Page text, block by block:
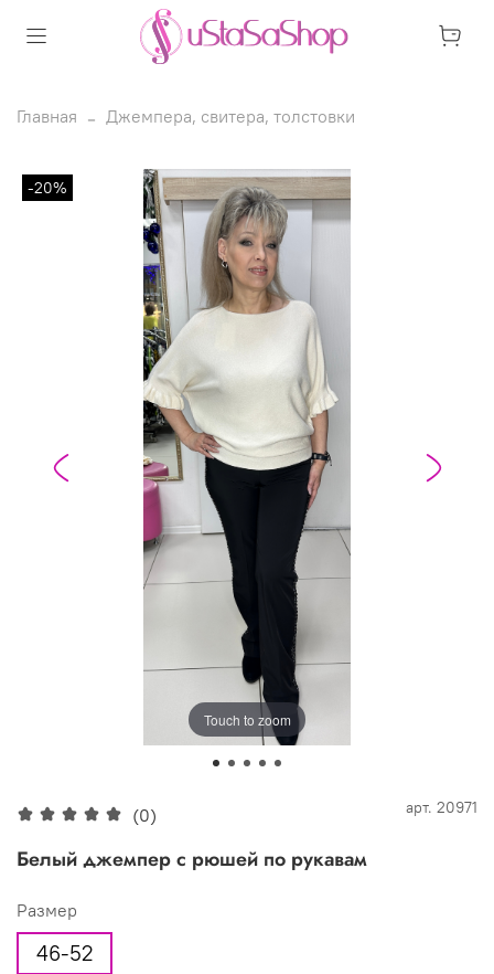
Главная Джемпера, свитера, толстовки
Touch to zoom
-20%
(0) арт. 20971
Белый джемпер с рюшей по рукавам
Размер
46-52